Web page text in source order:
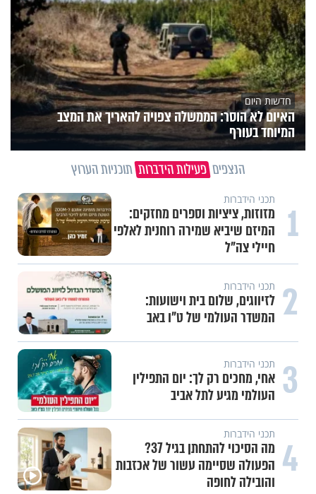
חדשות היום
האיום לא הוסר: הממשלה צפויה להאריך את המצב
המיוחד בעורף
הנצפים פעילות הידברות תוכניות הערוץ
1 תכני הידברות
מזוזות, ציציות וספרים מחזקים:
המיזם שיביא שמירה רוחנית לאלפי
חיילי צה"ל
2 תכני הידברות
לזיווגים, שלום בית וישועות:
המשדר העולמי של ט"ו באב
3 תכני הידברות
אחי, מחכים רק לך: יום התפילין
העולמי מגיע לתל אביב
4 תכני הידברות
מה הסיכוי להתחתן בגיל 37?
הפעולה שסיימה עשור של אכזבות
והובילה לחופה